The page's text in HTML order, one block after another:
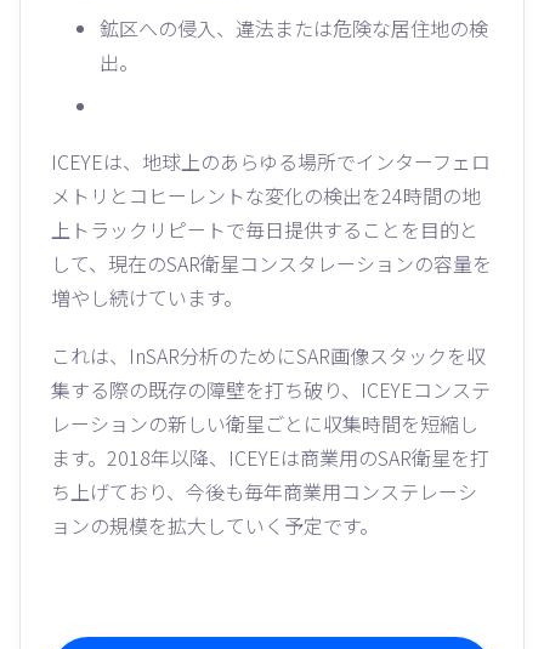
鉱区への侵入、違法または危険な居住地の検
出。
ICEYEは、地球上のあらゆる場所でインターフェロ
メトリとコヒーレントな変化の検出を24時間の地
上トラックリピートで毎日提供することを目的と
して、現在のSAR衛星コンスタレーションの容量を
増やし続けています。
これは、InSAR分析のためにSAR画像スタックを収
集する際の既存の障壁を打ち破り、ICEYEコンステ
レーションの新しい衛星ごとに収集時間を短縮し
ます。2018年以降、ICEYEは商業用のSAR衛星を打
ち上げており、今後も毎年商業用コンステレーシ
ョンの規模を拡大していく予定です。